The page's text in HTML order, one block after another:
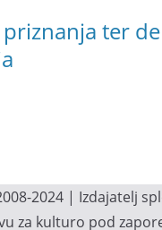
ter
2024 | Izdajatelj
za kulturo pod